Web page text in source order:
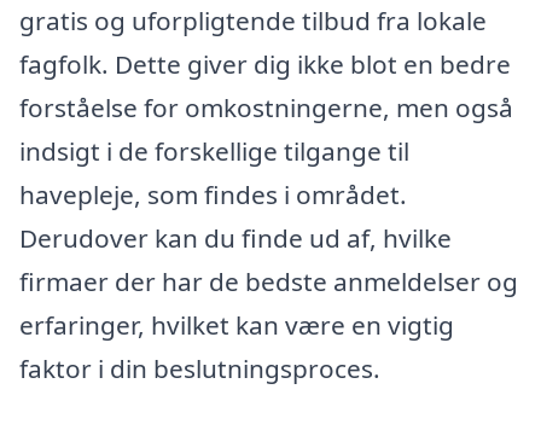
gratis og uforpligtende tilbud fra lokale
fagfolk. Dette giver dig ikke blot en bedre
forståelse for omkostningerne, men også
indsigt i de forskellige tilgange til
havepleje, som findes i området.
Derudover kan du finde ud af, hvilke
firmaer der har de bedste anmeldelser og
erfaringer, hvilket kan være en vigtig
faktor i din beslutningsproces.